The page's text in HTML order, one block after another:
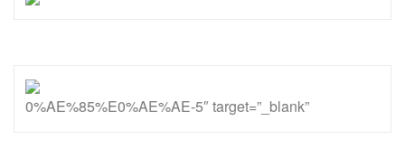
0%AE%85%E0%AE%AE-5″ target=”_blank”